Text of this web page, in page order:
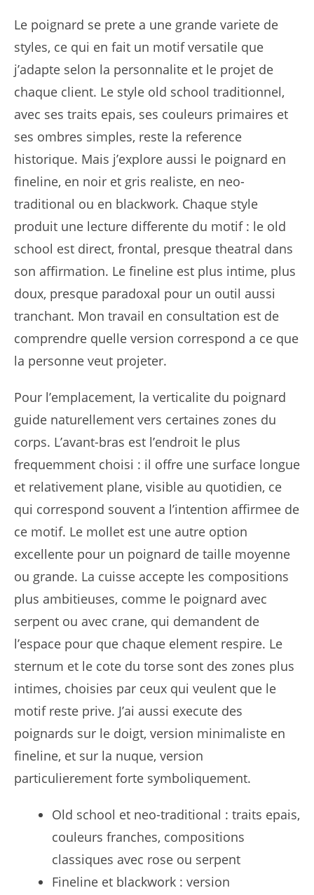
Le poignard se prete a une grande variete de
styles, ce qui en fait un motif versatile que
j’adapte selon la personnalite et le projet de
chaque client. Le style old school traditionnel,
avec ses traits epais, ses couleurs primaires et
ses ombres simples, reste la reference
historique. Mais j’explore aussi le poignard en
fineline, en noir et gris realiste, en neo-
traditional ou en blackwork. Chaque style
produit une lecture differente du motif : le old
school est direct, frontal, presque theatral dans
son affirmation. Le fineline est plus intime, plus
doux, presque paradoxal pour un outil aussi
tranchant. Mon travail en consultation est de
comprendre quelle version correspond a ce que
la personne veut projeter.
Pour l’emplacement, la verticalite du poignard
guide naturellement vers certaines zones du
corps. L’avant-bras est l’endroit le plus
frequemment choisi : il offre une surface longue
et relativement plane, visible au quotidien, ce
qui correspond souvent a l’intention affirmee de
ce motif. Le mollet est une autre option
excellente pour un poignard de taille moyenne
ou grande. La cuisse accepte les compositions
plus ambitieuses, comme le poignard avec
serpent ou avec crane, qui demandent de
l’espace pour que chaque element respire. Le
sternum et le cote du torse sont des zones plus
intimes, choisies par ceux qui veulent que le
motif reste prive. J’ai aussi execute des
poignards sur le doigt, version minimaliste en
fineline, et sur la nuque, version
particulierement forte symboliquement.
Old school et neo-traditional : traits epais,
couleurs franches, compositions
classiques avec rose ou serpent
Fineline et blackwork : version